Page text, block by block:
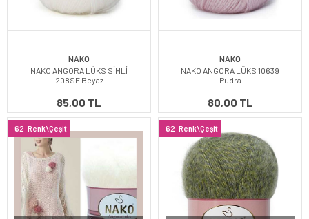
NAKO
NAKO ANGORA LÜKS SİMLİ
208SE Beyaz
85,00 TL
NAKO
NAKO ANGORA LÜKS 10639
Pudra
80,00 TL
62 Renk\Çeşit 62 Renk\Çeşit